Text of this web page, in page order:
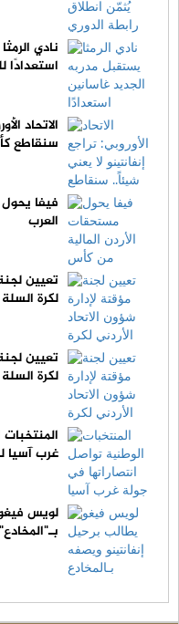
نادي
استعدادًا
الاتحاد
سنقاطع
فيفا
العرب
تعيين
لكرة السلة
تعيين
لكرة السلة
غرب آسيا
لويس
بـ"المخادع"